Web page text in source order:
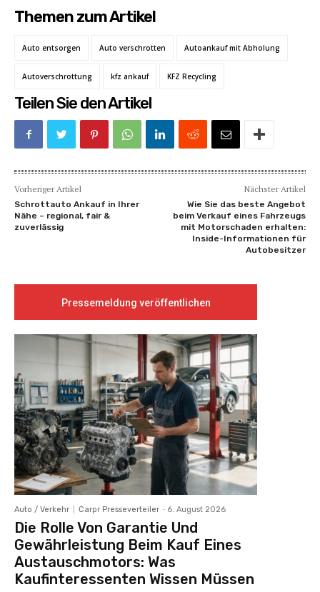
Themen zum Artikel
Auto entsorgen Auto verschrotten Autoankauf mit Abholung
Autoverschrottung kfz ankauf KFZ Recycling
Teilen Sie den Artikel
Vorheriger Artikel
Schrottauto Ankauf in Ihrer
Nähe – regional, fair &
zuverlässig
Nächster Artikel
Wie Sie das beste Angebot
beim Verkauf eines Fahrzeugs
mit Motorschaden erhalten:
Inside-Informationen für
Autobesitzer
Pressemeldung veröffentlichen
Auto / Verkehr Carpr Presseverteiler - 6. August 2026
Die Rolle Von Garantie Und
Gewährleistung Beim Kauf Eines
Austauschmotors: Was
Kaufinteressenten Wissen Müssen